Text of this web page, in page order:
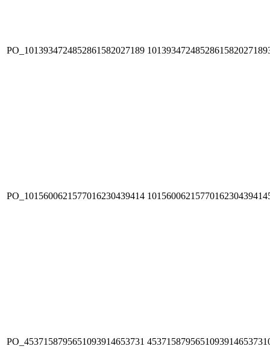
PO_1013934724852861582027189
PO_1015600621577016230439414
PO_4537158795651093914653731